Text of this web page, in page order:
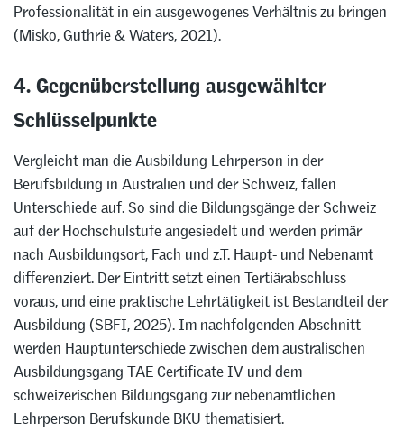
Professionalität in ein ausgewogenes Verhältnis zu bringen
(Misko, Guthrie & Waters, 2021).
4. Gegenüberstellung ausgewählter
Schlüsselpunkte
Vergleicht man die Ausbildung Lehrperson in der
Berufsbildung in Australien und der Schweiz, fallen
Unterschiede auf. So sind die Bildungsgänge der Schweiz
auf der Hochschulstufe angesiedelt und werden primär
nach Ausbildungsort, Fach und z.T. Haupt- und Nebenamt
differenziert. Der Eintritt setzt einen Tertiärabschluss
voraus, und eine praktische Lehrtätigkeit ist Bestandteil der
Ausbildung (SBFI, 2025). Im nachfolgenden Abschnitt
werden Hauptunterschiede zwischen dem australischen
Ausbildungsgang TAE Certificate IV und dem
schweizerischen Bildungsgang zur nebenamtlichen
Lehrperson Berufskunde BKU thematisiert.